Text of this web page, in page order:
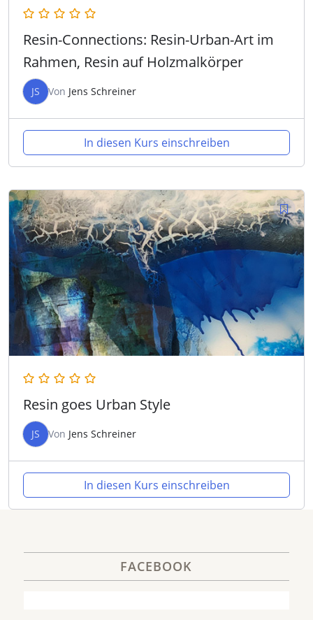
Resin-Connections: Resin-Urban-Art im
Rahmen, Resin auf Holzmalkörper
JS Von Jens Schreiner
In diesen Kurs einschreiben
Resin goes Urban Style
JS Von Jens Schreiner
In diesen Kurs einschreiben
FACEBOOK